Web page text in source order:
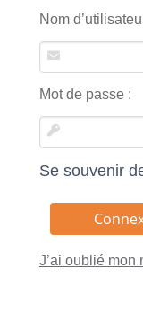
Nom
Mot de passe :
Se souvenir
J’ai oublié mon